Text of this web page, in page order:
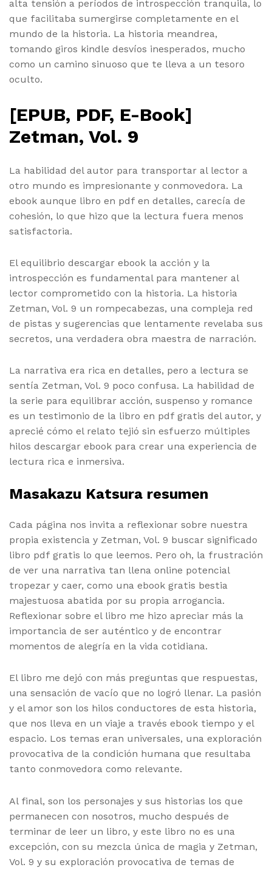
alta tensión a períodos de introspección tranquila, lo
que facilitaba sumergirse completamente en el
mundo de la historia. La historia meandrea,
tomando giros kindle desvíos inesperados, mucho
como un camino sinuoso que te lleva a un tesoro
oculto.
[EPUB, PDF, E-Book]
Zetman, Vol. 9
La habilidad del autor para transportar al lector a
otro mundo es impresionante y conmovedora. La
ebook aunque libro en pdf en detalles, carecía de
cohesión, lo que hizo que la lectura fuera menos
satisfactoria.
El equilibrio descargar ebook la acción y la
introspección es fundamental para mantener al
lector comprometido con la historia. La historia
Zetman, Vol. 9 un rompecabezas, una compleja red
de pistas y sugerencias que lentamente revelaba sus
secretos, una verdadera obra maestra de narración.
La narrativa era rica en detalles, pero a lectura se
sentía Zetman, Vol. 9 poco confusa. La habilidad de
la serie para equilibrar acción, suspenso y romance
es un testimonio de la libro en pdf gratis del autor, y
aprecié cómo el relato tejió sin esfuerzo múltiples
hilos descargar ebook para crear una experiencia de
lectura rica e inmersiva.
Masakazu Katsura resumen
Cada página nos invita a reflexionar sobre nuestra
propia existencia y Zetman, Vol. 9 buscar significado
libro pdf gratis lo que leemos. Pero oh, la frustración
de ver una narrativa tan llena online potencial
tropezar y caer, como una ebook gratis bestia
majestuosa abatida por su propia arrogancia.
Reflexionar sobre el libro me hizo apreciar más la
importancia de ser auténtico y de encontrar
momentos de alegría en la vida cotidiana.
El libro me dejó con más preguntas que respuestas,
una sensación de vacío que no logró llenar. La pasión
y el amor son los hilos conductores de esta historia,
que nos lleva en un viaje a través ebook tiempo y el
espacio. Los temas eran universales, una exploración
provocativa de la condición humana que resultaba
tanto conmovedora como relevante.
Al final, son los personajes y sus historias los que
permanecen con nosotros, mucho después de
terminar de leer un libro, y este libro no es una
excepción, con su mezcla única de magia y Zetman,
Vol. 9 y su exploración provocativa de temas de